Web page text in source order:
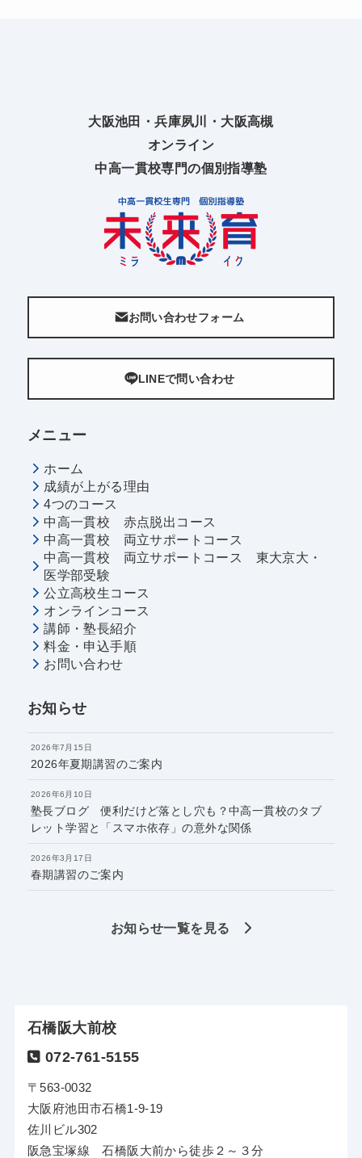
大阪池田・兵庫夙川・大阪高槻
オンライン
中高一貫校専門の個別指導塾
お問い合わせフォーム
LINEで問い合わせ
メニュー
ホーム
成績が上がる理由
4つのコース
中高一貫校 赤点脱出コース
中高一貫校 両立サポートコース
中高一貫校 両立サポートコース 東大京大・
医学部受験
公立高校生コース
オンラインコース
講師・塾長紹介
料金・申込手順
お問い合わせ
お知らせ
2026年7月15日
2026年夏期講習のご案内
2026年6月10日
塾長ブログ 便利だけど落とし穴も？中高一貫校のタブ
レット学習と「スマホ依存」の意外な関係
2026年3月17日
春期講習のご案内
お知らせ一覧を見る
石橋阪大前校
072-761-5155
〒563-0032
大阪府池田市石橋1-9-19
佐川ビル302
阪急宝塚線 石橋阪大前から徒歩２～３分